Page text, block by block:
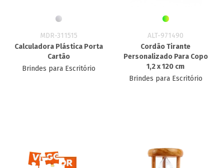
MDR-311515
Calculadora Plástica Porta
Cartão
Brindes para Escritório
ALT-971490
Cordão Tirante
Personalizado Para Copo
1,2 x 120 cm
Brindes para Escritório